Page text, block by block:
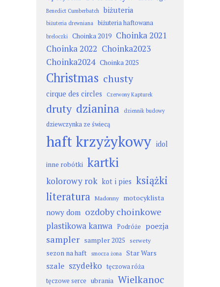
Benedict Cumberbatch biżuteria
biżuteria drewniana biżuteria haftowana
breloczki Choinka 2019 Choinka 2021
Choinka 2022 Choinka2023
Choinka2024 Choinka 2025
Christmas chusty
cirque des circles Czerwony Kapturek
druty dzianina dziennik budowy
dziewczynka ze świecą
haft krzyżykowy idol
inne robótki kartki
kolorowy rok kot i pies książki
literatura Madonny motocyklista
nowy dom ozdoby choinkowe
plastikowa kanwa Podróże poezja
sampler sampler 2025 serwety
sezon na haft smocza żona Star Wars
szale szydełko tęczowa róża
tęczowe serce ubrania Wielkanoc